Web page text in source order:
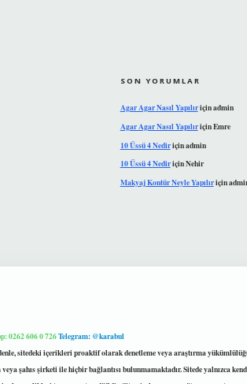
SON YORUMLAR
Agar Agar Nasıl Yapılıriçinadmin
Agar Agar Nasıl YapılıriçinEmre
10 Üssü 4 Nediriçinadmin
10 Üssü 4 NediriçinNehir
Makyaj Kontür Neyle Yapılıriçin
0262 606 0 726Telegram: @karabul
sitedeki içerikleri proaktif olarak denetleme veya araştırma
şahıs şirketi ile hiçbir bağlantısı bulunmamaktadır. Sitede yalnızca